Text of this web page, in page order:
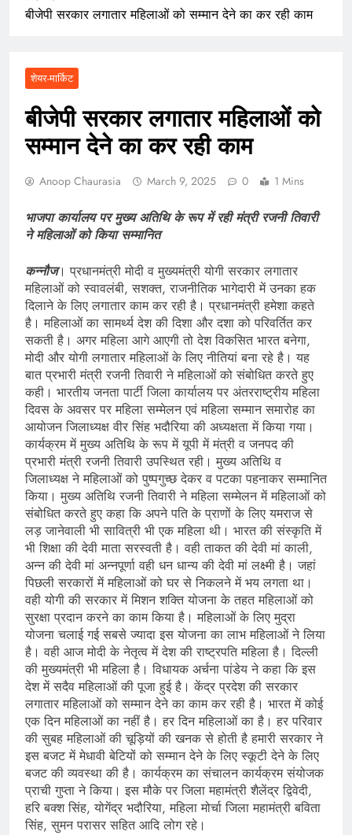
बीजेपी सरकार लगातार महिलाओं को सम्मान देने का कर रही काम
शेयर-मार्किट
बीजेपी सरकार लगातार महिलाओं को
सम्मान देने का कर रही काम
Anoop Chaurasia March 9, 2025 0 1 Mins
भाजपा कार्यालय पर मुख्य अतिथि के रूप में रही मंत्री रजनी तिवारी
ने महिलाओं को किया सम्मानित
कन्नौज। प्रधानमंत्री मोदी व मुख्यमंत्री योगी सरकार लगातार
महिलाओं को स्वावलंबी, सशक्त, राजनीतिक भागेदारी में उनका हक
दिलाने के लिए लगातार काम कर रही है। प्रधानमंत्री हमेशा कहते
है। महिलाओं का सामर्थ्य देश की दिशा और दशा को परिवर्तित कर
सकती है। अगर महिला आगे आएगी तो देश विकसित भारत बनेगा,
मोदी और योगी लगातार महिलाओं के लिए नीतियां बना रहे है। यह
बात प्रभारी मंत्री रजनी तिवारी ने महिलाओं को संबोधित करते हुए
कही। भारतीय जनता पार्टी जिला कार्यालय पर अंतरराष्ट्रीय महिला
दिवस के अवसर पर महिला सम्मेलन एवं महिला सम्मान समारोह का
आयोजन जिलाध्यक्ष वीर सिंह भदौरिया की अध्यक्षता में किया गया।
कार्यक्रम में मुख्य अतिथि के रूप में यूपी में मंत्री व जनपद की
प्रभारी मंत्री रजनी तिवारी उपस्थित रही। मुख्य अतिथि व
जिलाध्यक्ष ने महिलाओं को पुष्पगुच्छ देकर व पटका पहनाकर सम्मानित
किया। मुख्य अतिथि रजनी तिवारी ने महिला सम्मेलन में महिलाओं को
संबोधित करते हुए कहा कि अपने पति के प्राणों के लिए यमराज से
लड़ जानेवाली भी सावित्री भी एक महिला थी। भारत की संस्कृति में
भी शिक्षा की देवी माता सरस्वती है। वही ताकत की देवी मां काली,
अन्न की देवी मां अन्नपूर्णा वही धन धान्य की देवी मां लक्ष्मी है। जहां
पिछली सरकारों में महिलाओं को घर से निकलने में भय लगता था।
वही योगी की सरकार में मिशन शक्ति योजना के तहत महिलाओं को
सुरक्षा प्रदान करने का काम किया है। महिलाओं के लिए मुद्रा
योजना चलाई गई सबसे ज्यादा इस योजना का लाभ महिलाओं ने लिया
है। वही आज मोदी के नेतृत्व में देश की राष्ट्रपति महिला है। दिल्ली
की मुख्यमंत्री भी महिला है। विधायक अर्चना पांडेय ने कहा कि इस
देश में सदैव महिलाओं की पूजा हुई है। केंद्र प्रदेश की सरकार
लगातार महिलाओं को सम्मान देने का काम कर रही है। भारत में कोई
एक दिन महिलाओं का नहीं है। हर दिन महिलाओं का है। हर परिवार
की सुबह महिलाओं की चूड़ियों की खनक से होती है हमारी सरकार ने
इस बजट में मेधावी बेटियों को सम्मान देने के लिए स्कूटी देने के लिए
बजट की व्यवस्था की है। कार्यक्रम का संचालन कार्यक्रम संयोजक
प्राची गुप्ता ने किया। इस मौके पर जिला महामंत्री शैलेंद्र द्विवेदी,
हरि बक्श सिंह, योगेंद्र भदौरिया, महिला मोर्चा जिला महामंत्री बविता
सिंह, सुमन परासर सहित आदि लोग रहे।